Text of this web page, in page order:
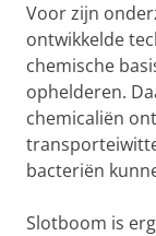
Voor zijn
ontwikkelde
chemische
ophelderen.
chemicaliën
bacteriën
Slotboom is